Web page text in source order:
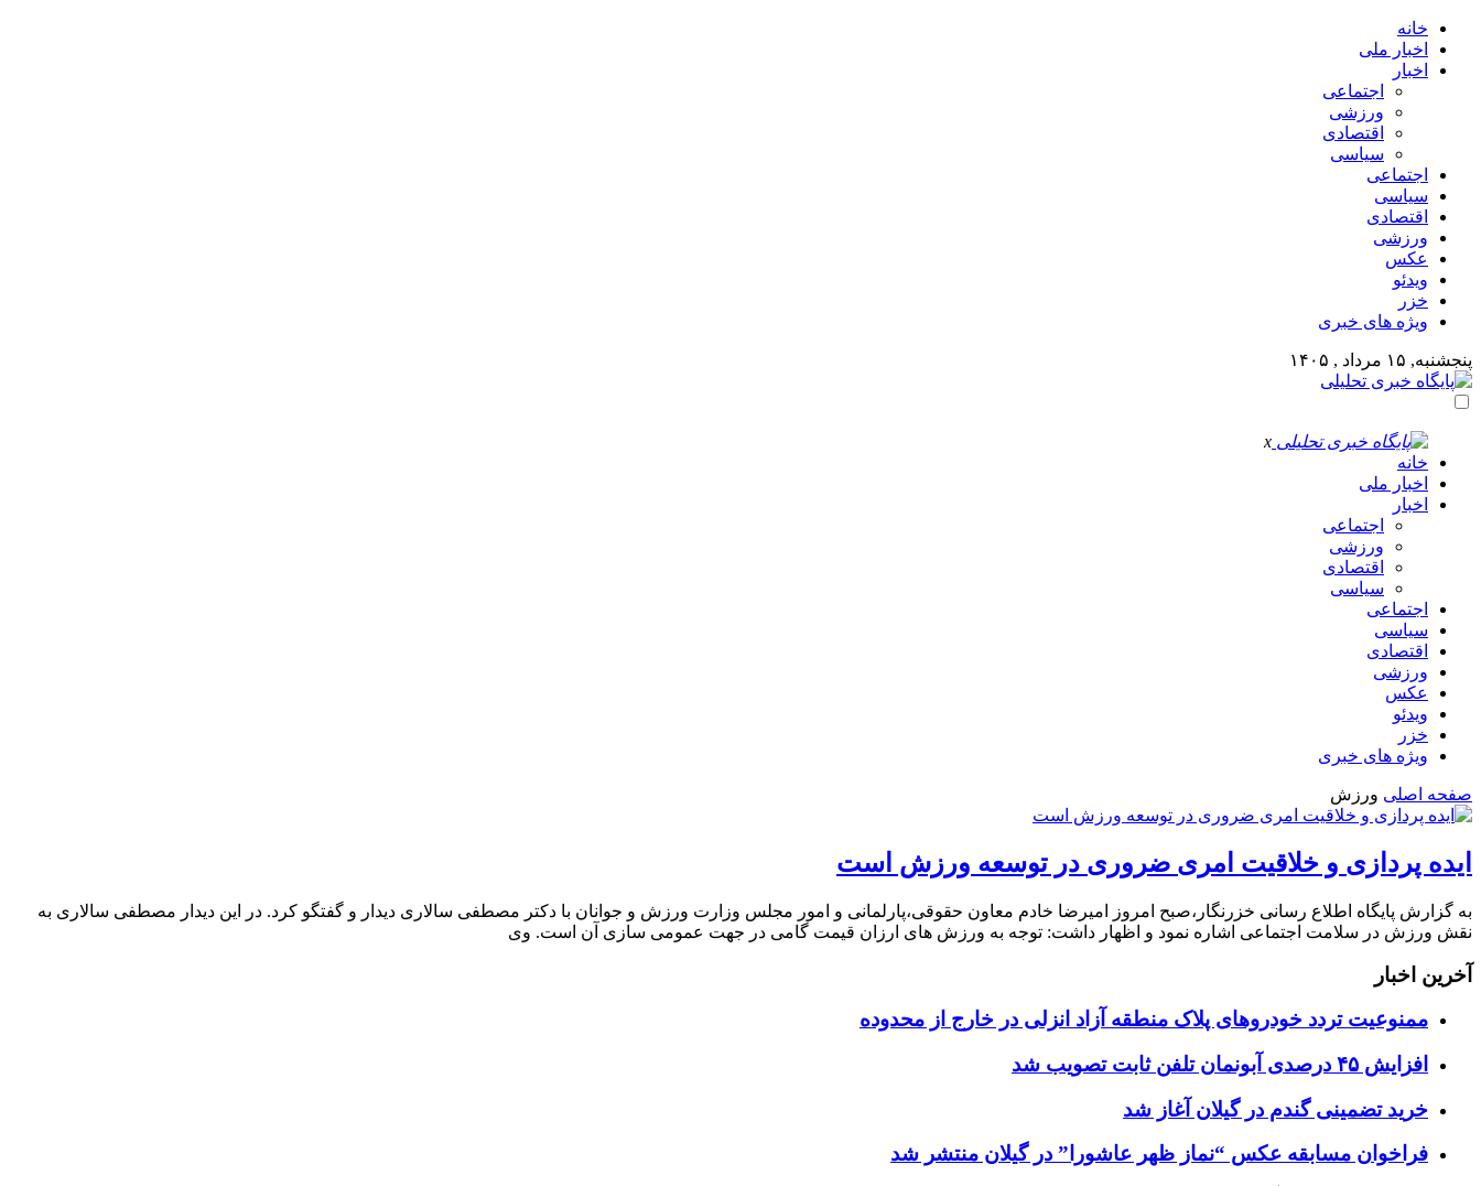
خانه
اخبار ملی
اخبار
اجتماعی
ورزشی
اقتصادی
سیاسی
اجتماعی
سیاسی
اقتصادی
ورزشی
عکس
ویدئو
خزر
ویژه های خبری
پنجشنبه, ۱۵ مرداد , ۱۴۰۵
x
خانه
اخبار ملی
اخبار
اجتماعی
ورزشی
اقتصادی
سیاسی
اجتماعی
سیاسی
اقتصادی
ورزشی
عکس
ویدئو
خزر
ویژه های خبری
صفحه اصلی ورزش
ایده پردازی و خلاقیت امری ضروری در توسعه ورزش است
به گزارش پایگاه اطلاع رسانی خزرنگار،صبح امروز امیرضا خادم معاون حقوقی،پارلمانی و امور مجلس وزارت ورزش و جوانان با دکتر مصطفی سالاری دیدار و گفتگو کرد. در این دیدار مصطفی سالاری به
نقش ورزش در سلامت اجتماعی اشاره نمود و اظهار داشت: توجه به ورزش های ارزان قیمت گامی در جهت عمومی سازی آن است. وی
آخرین اخبار
ممنوعیت تردد خودروهای پلاک منطقه آزاد انزلی در خارج از محدوده
افزایش ۴۵ درصدی آبونمان تلفن ثابت تصویب شد
خرید تضمینی گندم در گیلان آغاز شد
فراخوان مسابقه عکس “نماز ظهر عاشورا” در گیلان منتشر شد